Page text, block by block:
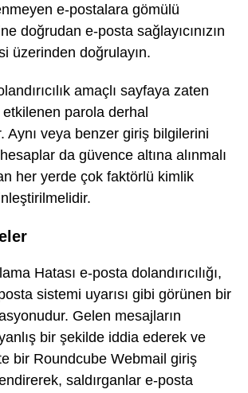
e-postalara gömülü
doğrudan e-posta sağlayıcınızın
üzerinden doğrulayın.
amaçlı sayfaya zaten
parola derhal
Aynı veya benzer giriş bilgilerini
da güvence altına alınmalı
her yerde çok faktörlü kimlik
Hatası e-posta dolandırıcılığı,
sistemi uyarısı gibi görünen bir
Gelen mesajların
bir şekilde iddia ederek ve
bir Roundcube Webmail giriş
saldırganlar e-posta